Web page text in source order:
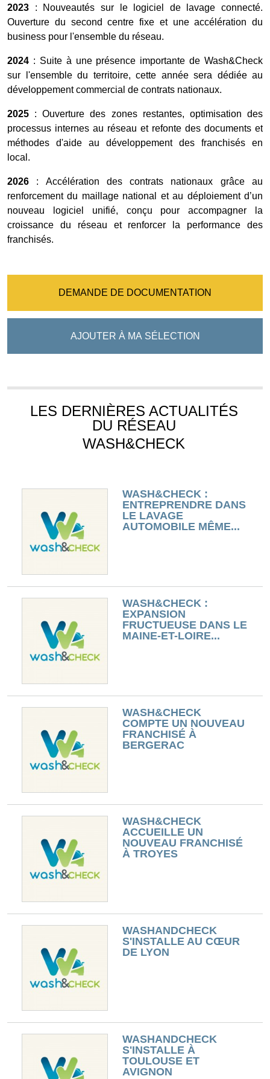
2023 : Nouveautés sur le logiciel de lavage connecté.
Ouverture du second centre fixe et une accélération du
business pour l'ensemble du réseau.
2024 : Suite à une présence importante de Wash&Check
sur l'ensemble du territoire, cette année sera dédiée au
développement commercial de contrats nationaux.
2025 : Ouverture des zones restantes, optimisation des
processus internes au réseau et refonte des documents et
méthodes d'aide au développement des franchisés en
local.
2026 : Accélération des contrats nationaux grâce au
renforcement du maillage national et au déploiement d’un
nouveau logiciel unifié, conçu pour accompagner la
croissance du réseau et renforcer la performance des
franchisés.
DEMANDE DE DOCUMENTATION
AJOUTER À MA SÉLECTION
LES DERNIÈRES ACTUALITÉS
DU RÉSEAU
WASH&CHECK
WASH&CHECK :
ENTREPRENDRE DANS
LE LAVAGE
AUTOMOBILE MÊME...
WASH&CHECK :
EXPANSION
FRUCTUEUSE DANS LE
MAINE-ET-LOIRE...
WASH&CHECK
COMPTE UN NOUVEAU
FRANCHISÉ À
BERGERAC
WASH&CHECK
ACCUEILLE UN
NOUVEAU FRANCHISÉ
À TROYES
WASHANDCHECK
S'INSTALLE AU CŒUR
DE LYON
WASHANDCHECK
S'INSTALLE À
TOULOUSE ET
AVIGNON